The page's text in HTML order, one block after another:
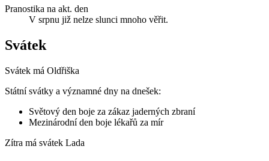
Pranostika na akt. den
V srpnu již nelze slunci mnoho věřit.
Svátek
Svátek má Oldřiška
Státní svátky a významné dny na dnešek:
Světový den boje za zákaz jaderných zbraní
Mezinárodní den boje lékařů za mír
Zítra má svátek Lada